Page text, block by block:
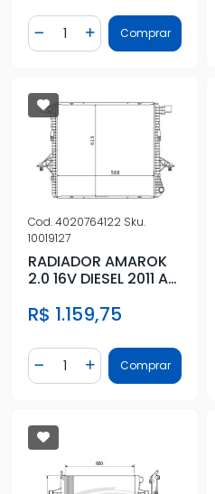
Diminuir Quantidade
Quantidade
Adicionar Quantidade
Comprar
Cod.4020764122 Sku.
10019127
RADIADOR AMAROK
2.0 16V DIESEL 2011 A
R$ 1.159,75
Diminuir Quantidade
Quantidade
Adicionar Quantidade
Comprar